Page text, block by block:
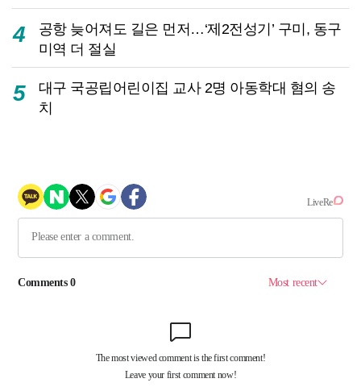
4
공항 늦어져도 길은 먼저…‘제2전성기’ 구미, 동구
미역 더 절실
5
대구 국공립어린이집 교사 2명 아동학대 혐의 송
치